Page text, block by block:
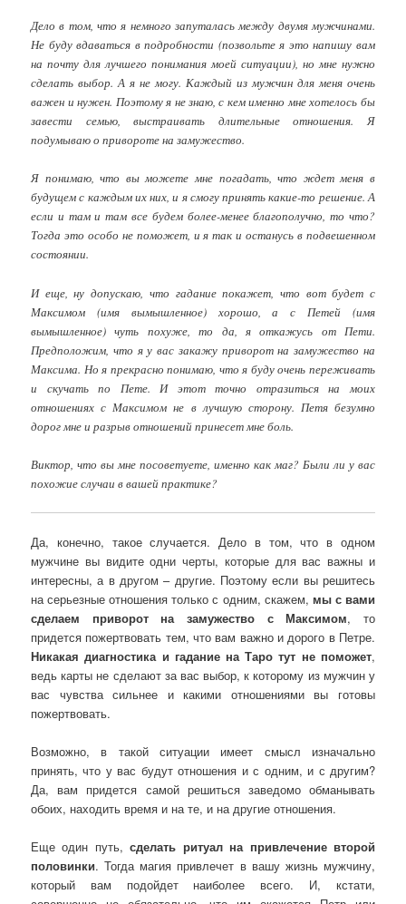
Дело в том, что я немного запуталась между двумя мужчинами.
Не буду вдаваться в подробности (позвольте я это напишу вам
на почту для лучшего понимания моей ситуации), но мне нужно
сделать выбор. А я не могу. Каждый из мужчин для меня очень
важен и нужен. Поэтому я не знаю, с кем именно мне хотелось бы
завести семью, выстраивать длительные отношения. Я
подумываю о привороте на замужество.
Я понимаю, что вы можете мне погадать, что ждет меня в
будущем с каждым их них, и я смогу принять какие-то решение. А
если и там и там все будем более-менее благополучно, то что?
Тогда это особо не поможет, и я так и останусь в подвешенном
состоянии.
И еще, ну допускаю, что гадание покажет, что вот будет с
Максимом (имя вымышленное) хорошо, а с Петей (имя
вымышленное) чуть похуже, то да, я откажусь от Пети.
Предположим, что я у вас закажу приворот на замужество на
Максима. Но я прекрасно понимаю, что я буду очень переживать
и скучать по Пете. И этот точно отразиться на моих
отношениях с Максимом не в лучшую сторону. Петя безумно
дорог мне и разрыв отношений принесет мне боль.
Виктор, что вы мне посоветуете, именно как маг? Были ли у вас
похожие случаи в вашей практике?
Да, конечно, такое случается. Дело в том, что в одном
мужчине вы видите одни черты, которые для вас важны и
интересны, а в другом – другие. Поэтому если вы решитесь
на серьезные отношения только с одним, скажем, мы с вами
сделаем приворот на замужество с Максимом, то
придется пожертвовать тем, что вам важно и дорого в Петре.
Никакая диагностика и гадание на Таро тут не поможет,
ведь карты не сделают за вас выбор, к которому из мужчин у
вас чувства сильнее и какими отношениями вы готовы
пожертвовать.
Возможно, в такой ситуации имеет смысл изначально
принять, что у вас будут отношения и с одним, и с другим?
Да, вам придется самой решиться заведомо обманывать
обоих, находить время и на те, и на другие отношения.
Еще один путь,сделать ритуал на привлечение второй
половинки. Тогда магия привлечет в вашу жизнь мужчину,
который вам подойдет наиболее всего. И, кстати,